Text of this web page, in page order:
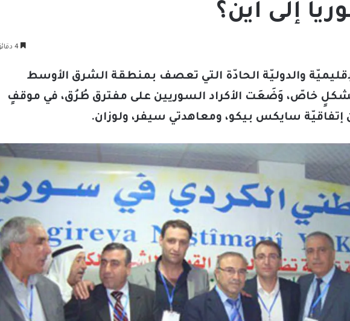
إلى أين؟
والدوليّة الحادّة التي تعصف بمنطقة الشرق الأوسط
خاصّ، وَضَعَت الأكراد السوريين على مفترق طُرُق، في موقفٍ
إتفاقيّة سايكس بيكو، ومعاهدتي سيفر، ولوزان.